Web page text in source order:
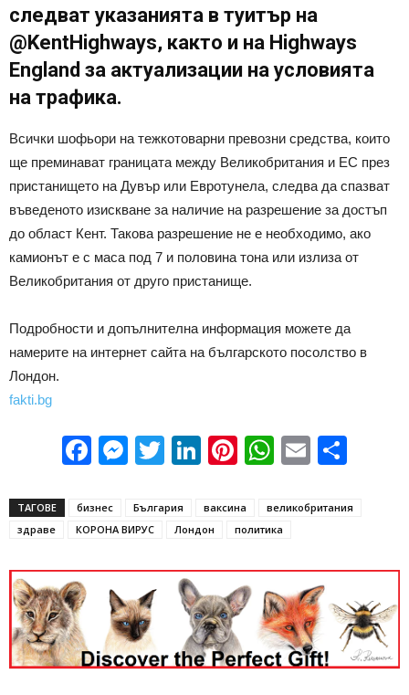
следват указанията в туитър на
@KentHighways, както и на Highways
England за актуализации на условията
на трафика.
Всички шофьори на тежкотоварни превозни средства, които
ще преминават границата между Великобритания и ЕС през
пристанището на Дувър или Евротунела, следва да спазват
въведеното изискване за наличие на разрешение за достъп
до област Кент. Такова разрешение не е необходимо, ако
камионът е с маса под 7 и половина тона или излиза от
Великобритания от друго пристанище.
Подробности и допълнителна информация можете да
намерите на интернет сайта на българското посолство в
Лондон.
fakti.bg
Facebook
Messenger
Twitter
LinkedIn
Pinterest
WhatsApp
Email
ТАГОВЕ бизнес България ваксина
великобритания
здраве
КОРОНА ВИРУС Лондон политика